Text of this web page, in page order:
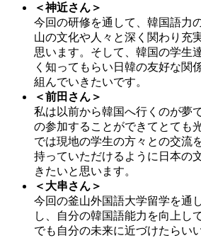
＜神近さん＞
今回の研修を通して、韓国語力
山の文化や人々と深く関わり充
思います。そして、韓国の学生
く知ってもらい日韓の友好な関
組んでいきたいです。
＜前田さん＞
私は以前から韓国へ行くのが夢
の参加することができてとても
では現地の学生の方々との交流
持っていただけるように日本の
きたいと思います。
＜大串さん＞
今回の釜山外国語大学留学を通
し、自分の韓国語能力を向上し
でも自分の未来に近づけたらい